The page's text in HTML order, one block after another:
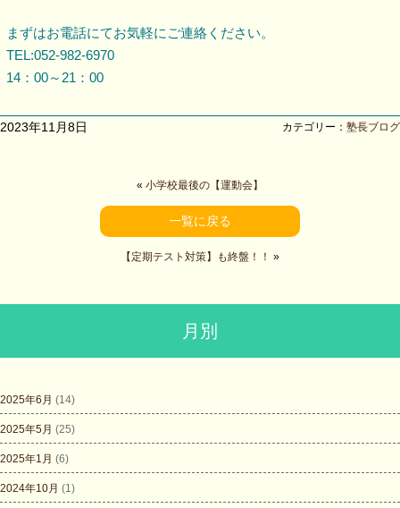
まずはお電話にてお気軽にご連絡ください。
TEL:052-982-6970
14：00～21：00
2023年11月8日 カテゴリー： 塾長ブログ
« 小学校最後の【運動会】
一覧に戻る
【定期テスト対策】も終盤！！ »
月別
2025年6月 (14)
2025年5月 (25)
2025年1月 (6)
2024年10月 (1)